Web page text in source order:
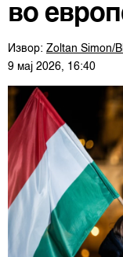
во
Извор: Zoltan Simon/
9 мај 2026, 16:40